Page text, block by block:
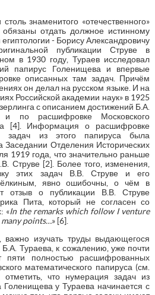
знаменитого «отечественного»
отдать должное истинному
- Борису Александровичу
публикации Струве в
в 1930 году, Тураев исследовал
папирус Голенищева и впервые
описанных там задач. Причём
он делал на русском языке. И на
Российской академии наук» в 1925
с описанием достижений Б.А.
по расшифровке Московского
[4]. Информация о расшифровке
задач из этого папируса была
Заседании Отделения Исторических
1919 года, что значительно раньше
Струве [2]. Более того, изменения,
этих задач В.В. Струве и его
явно ошибочны, о чём в
отзыв о публикации В.В. Струве
Пита, который не согласен со
«In the remarks which follow I venture
many points…» [6].
важно изучать труды выдающегося
Б.А. Тураева, к сожалению, уже почти
пяти полностью расшифрованных
математического папируса (см.
что нумерация задач из
Голенищева у Тураева начинается с